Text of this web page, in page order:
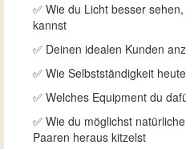
✅ Wie du Licht besser
kannst
✅ Deinen idealen Kunden
✅ Wie Selbstständigkeit
✅ Welches Equipment du
✅ Wie du möglichst
Paaren heraus kitzelst